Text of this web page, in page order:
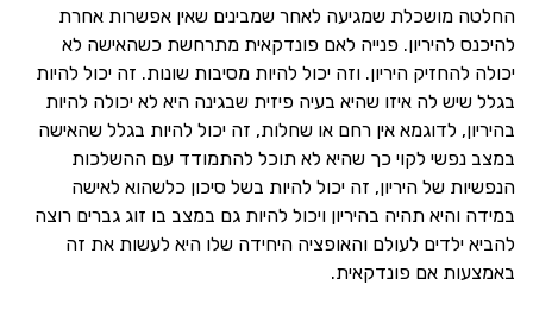
החלטה מושכלת שמגיעה לאחר שמבינים שאין אפשרות אחרת
להיכנס להיריון. פנייה לאם פונדקאית מתרחשת כשהאישה לא
יכולה להחזיק היריון. וזה יכול להיות מסיבות שונות. זה יכול להיות
בגלל שיש לה איזו שהיא בעיה פיזית שבגינה היא לא יכולה להיות
בהיריון, לדוגמא אין רחם או שחלות, זה יכול להיות בגלל שהאישה
במצב נפשי לקוי כך שהיא לא תוכל להתמודד עם ההשלכות
הנפשיות של היריון, זה יכול להיות בשל סיכון כלשהוא לאישה
במידה והיא תהיה בהיריון ויכול להיות גם במצב בו זוג גברים רוצה
להביא ילדים לעולם והאופציה היחידה שלו היא לעשות את זה
באמצעות אם פונדקאית.